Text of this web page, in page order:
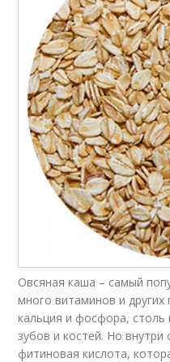
Овсяная каша – самый
много витаминов и
кальция и фосфора, столь
зубов и костей. Но внутри
фитиновая кислота,